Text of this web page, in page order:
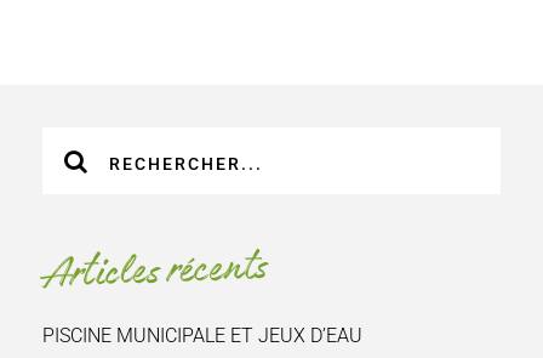
sur
Articles récents
PISCINE MUNICIPALE ET JEUX D’EAU